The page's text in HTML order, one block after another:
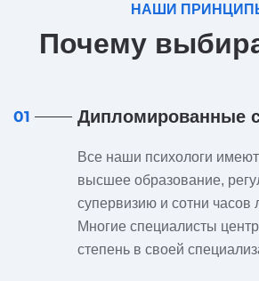
НАШИ
Почему
01 Дипломированные
Все наши психологи
высшее образование,
супервизию и сотни часов
Многие специалисты
степень в своей